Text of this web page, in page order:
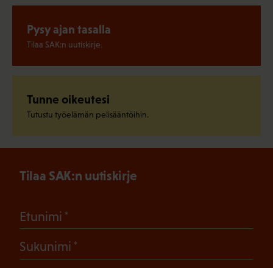
Pysy ajan tasalla
Tilaa SAK:n uutiskirje.
Tunne oikeutesi
Tutustu työelämän pelisääntöihin.
Tilaa SAK:n uutiskirje
Etunimi
Sukunimi